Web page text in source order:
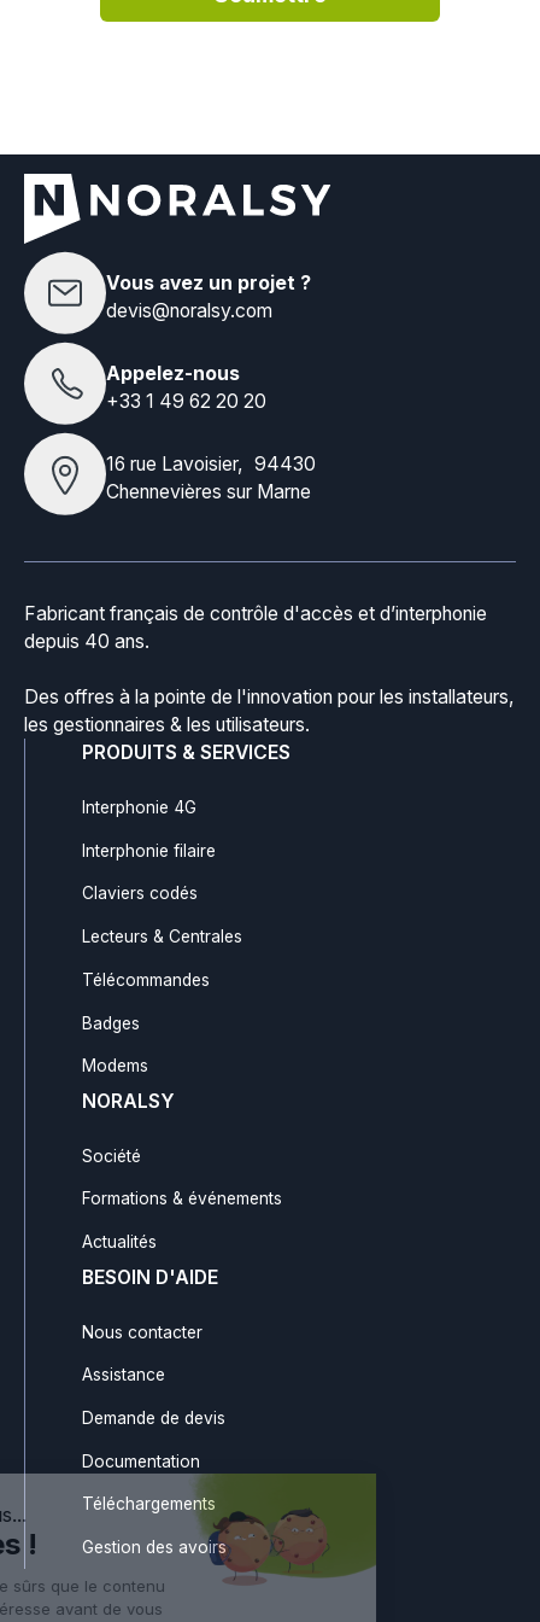
Vous avez un projet ?
devis@noralsy.com
Appelez-nous
+33 1 49 62 20 20
16 rue Lavoisier, 94430
Chennevières sur Marne
Fabricant français de contrôle d'accès et d’interphonie
depuis 40 ans.
Des offres à la pointe de l'innovation pour les installateurs,
les gestionnaires & les utilisateurs.
PRODUITS & SERVICES
Interphonie 4G
Interphonie filaire
Claviers codés
Lecteurs & Centrales
Télécommandes
Badges
Modems
NORALSY
Société
Formations & événements
Actualités
BESOIN D'AIDE
Nous contacter
Assistance
Demande de devis
Documentation
Téléchargements
Gestion des avoirs